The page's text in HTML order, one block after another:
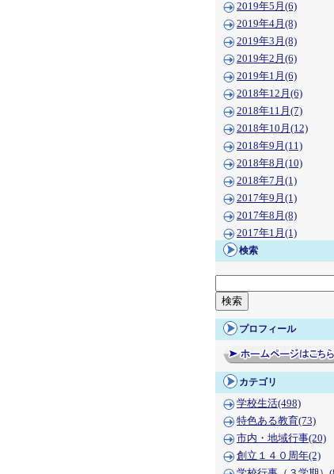
2019年5月(6)
2019年4月(8)
2019年3月(8)
2019年2月(6)
2019年1月(6)
2018年12月(6)
2018年11月(7)
2018年10月(12)
2018年9月(11)
2018年8月(10)
2018年7月(1)
2017年9月(1)
2017年8月(8)
2017年1月(1)
検索
プロフィール
カテゴリ
学校生活(498)
特色ある教育(73)
市内・地域行事(20)
創立１４０周年(2)